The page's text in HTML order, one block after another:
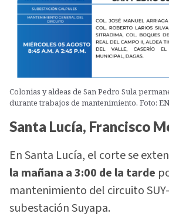
Colonias y aldeas de San Pedro Sula
durante trabajos de mantenimiento. Foto:
Santa Lucía, Francisco
En Santa Lucía, el corte se
la mañana a 3:00 de la tarde
mantenimiento del circuito
subestación Suyapa.